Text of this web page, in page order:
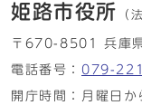
姫路市役所 （
〒670-8501 兵庫
電話番号： 079-
開庁時間：月曜日